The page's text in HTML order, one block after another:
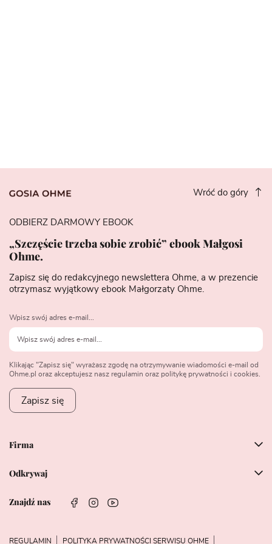
Wróć do góry
Firma
Odkrywaj
Znajdź nas
ODBIERZ DARMOWY EBOOK
„Szczęście trzeba sobie zrobić” ebook Małgosi
Ohme.
Zapisz się do redakcyjnego newslettera Ohme, a w prezencie
otrzymasz wyjątkowy ebook Małgorzaty Ohme.
Wpisz swój adres e-mail...
Klikając "Zapisz się" wyrażasz zgodę na otrzymywanie wiadomości e-mail od
Ohme.pl oraz akceptujesz nasz regulamin oraz politykę prywatności i cookies.
Zapisz się
REGULAMIN POLITYKA PRYWATNOŚCI SERWISU OHME